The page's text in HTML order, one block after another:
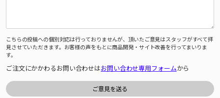
こちらの投稿への個別対応は行っておりませんが、頂いたご意見はスタッフがすべて拝
見させていただきます。お客様の声をもとに商品開発・サイト改善を行ってまいりま
す。
ご注文にかかわるお問い合わせはお問い合わせ専用フォームから